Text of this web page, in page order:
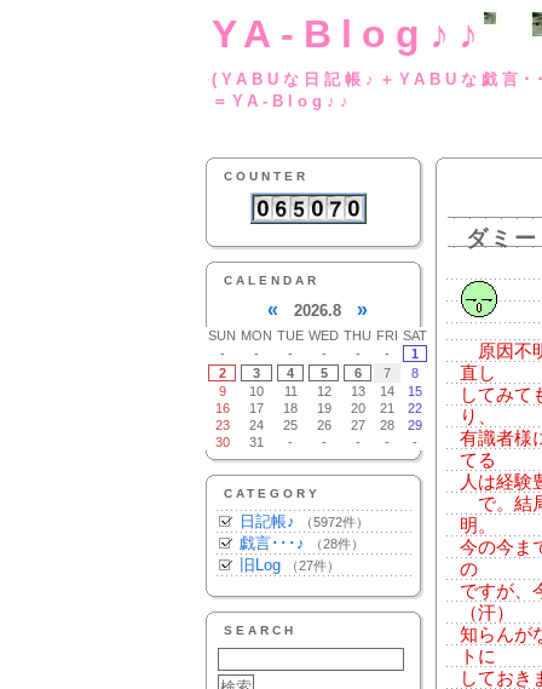
YA-Blog♪♪
(YABUな日記帳♪
＝YA-Blog♪♪
COUNTER
CALENDAR
« 2026.8 »
SUN MON TUE WED THU FRI SAT
-
- - - - -
1
2
3 4 5 6 7
8
9
10 11 12 13 14
15
16
17 18 19 20 21
22
23
24 25 26 27 28
29
30
31 - - - - -
CATEGORY
日記帳♪ （5972件）
戯言･･･♪ （28件）
旧Log （27件）
SEARCH
ダミ
原因不
直し
してみて
り、
有識者様
てる
人は経験
で。結
明。
今の今ま
の
ですが、
（汗）
知らんが
トに
しておき